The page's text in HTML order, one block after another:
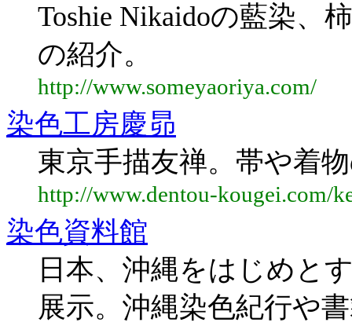
Toshie Nikaidoの藍染、
の紹介。
http://www.someyaoriya.com/
染色工房慶昴
東京手描友禅。帯や着
http://www.dentou-kougei.com/
染色資料館
日本、沖縄をはじめと
展示。沖縄染色紀行や